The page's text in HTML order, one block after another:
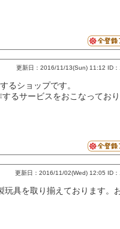
更新日：2016/11/13(Sun) 11:12 ID
るショップです。
るサービスをおこなっており
更新日：2016/11/02(Wed) 12:05 ID
具を取り揃えております。